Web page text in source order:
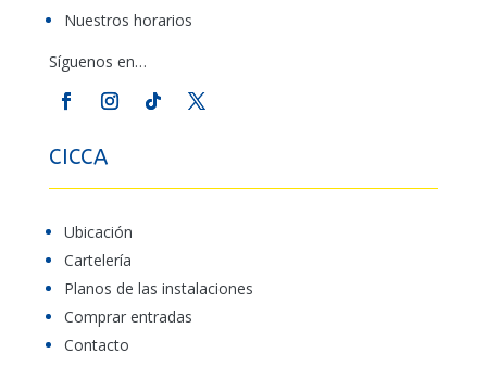
Nuestros horarios
Síguenos en…
CICCA
Ubicación
Cartelería
Planos de las instalaciones
Comprar entradas
Contacto